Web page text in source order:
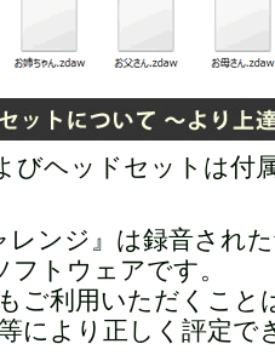
びヘッドセットは付
レンジ』は録音され
トウェアです。
ご利用いただくこと
により正しく評定で